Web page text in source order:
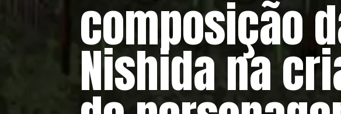
composição
Nishida na